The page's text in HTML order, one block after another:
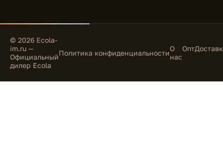
© 2026 Ecola-
im.ru —
Официальный
дилер Ecola
Политика конфиденциальностиО
нас
Опт